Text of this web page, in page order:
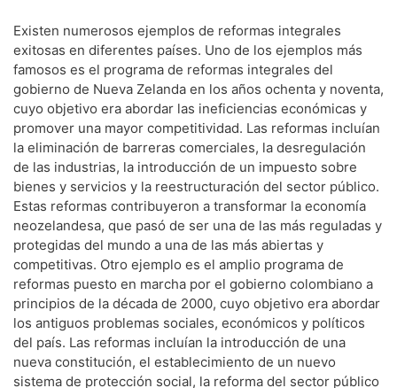
Existen numerosos ejemplos de reformas integrales
exitosas en diferentes países. Uno de los ejemplos más
famosos es el programa de reformas integrales del
gobierno de Nueva Zelanda en los años ochenta y noventa,
cuyo objetivo era abordar las ineficiencias económicas y
promover una mayor competitividad. Las reformas incluían
la eliminación de barreras comerciales, la desregulación
de las industrias, la introducción de un impuesto sobre
bienes y servicios y la reestructuración del sector público.
Estas reformas contribuyeron a transformar la economía
neozelandesa, que pasó de ser una de las más reguladas y
protegidas del mundo a una de las más abiertas y
competitivas. Otro ejemplo es el amplio programa de
reformas puesto en marcha por el gobierno colombiano a
principios de la década de 2000, cuyo objetivo era abordar
los antiguos problemas sociales, económicos y políticos
del país. Las reformas incluían la introducción de una
nueva constitución, el establecimiento de un nuevo
sistema de protección social, la reforma del sector público